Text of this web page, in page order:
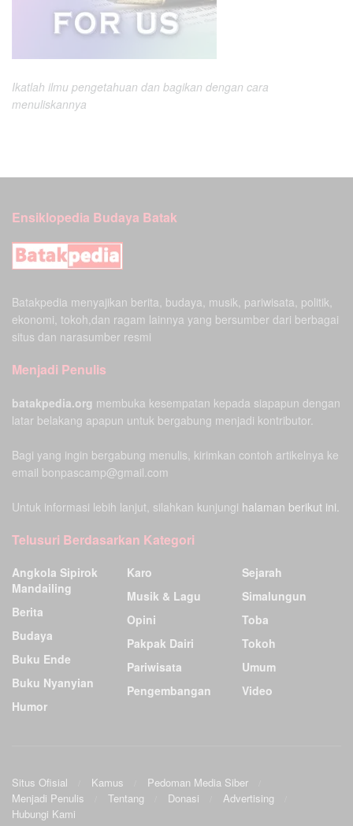
Ikatlah ilmu pengetahuan dan bagikan dengan cara
menuliskannya
Ensiklopedia Budaya Batak
Batakpedia menyajikan berita, budaya, musik, pariwisata, politik,
ekonomi, tokoh,dan ragam lainnya yang bersumber dari berbagai
situs dan narasumber resmi
Menjadi Penulis
batakpedia.org membuka kesempatan kepada siapapun dengan
latar belakang apapun untuk bergabung menjadi kontributor.
Bagi yang ingin bergabung menulis, kirimkan contoh artikelnya ke
email bonpascamp@gmail.com
Untuk informasi lebih lanjut, silahkan kunjungi halaman berikut ini.
Telusuri Berdasarkan Kategori
Angkola Sipirok
Mandailing
Berita
Budaya
Buku Ende
Buku Nyanyian
Humor
Karo
Musik & Lagu
Opini
Pakpak Dairi
Pariwisata
Pengembangan
Sejarah
Simalungun
Toba
Tokoh
Umum
Video
Situs Ofisial Kamus
Pedoman Media Siber
Menjadi Penulis
Tentang Donasi
Advertising
Hubungi Kami